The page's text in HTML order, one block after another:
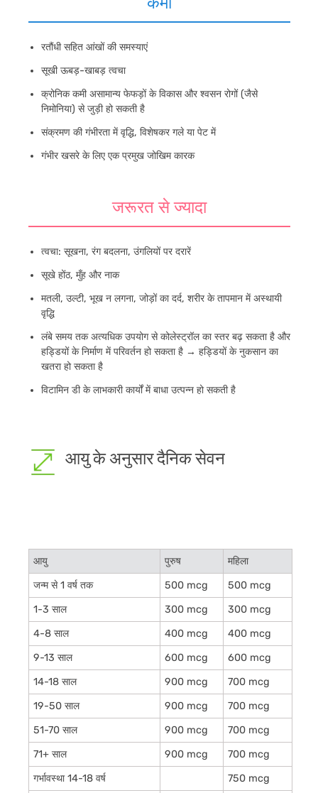
रतौंधी सहित आंखों की समस्याएं
सूखी ऊबड़-खाबड़ त्वचा
क्रोनिक कमी असामान्य फेफड़ों के विकास और श्वसन रोगों (जैसे
निमोनिया) से जुड़ी हो सकती है
संक्रमण की गंभीरता में वृद्धि, विशेषकर गले या पेट में
गंभीर खसरे के लिए एक प्रमुख जोखिम कारक
जरूरत से ज्यादा
त्वचा: सूखना, रंग बदलना, उंगलियों पर दरारें
सूखे होंठ, मुँह और नाक
मतली, उल्टी, भूख न लगना, जोड़ों का दर्द, शरीर के तापमान में अस्थायी
वृद्धि
लंबे समय तक अत्यधिक उपयोग से कोलेस्ट्रॉल का स्तर बढ़ सकता है और
हड्डियों के निर्माण में परिवर्तन हो सकता है → हड्डियों के नुकसान का
खतरा हो सकता है
विटामिन डी के लाभकारी कार्यों में बाधा उत्पन्न हो सकती है
आयु के अनुसार दैनिक सेवन
आयु पुरुष
महिला
जन्म से 1 वर्ष तक
500 mcg
500 mcg
1-3 साल
300 mcg
300 mcg
4-8 साल
400 mcg
400 mcg
9-13 साल
600 mcg
600 mcg
14-18 साल
900 mcg
700 mcg
19-50 साल
900 mcg
700 mcg
51-70 साल
900 mcg
700 mcg
71+ साल
900 mcg
700 mcg
गर्भावस्था 14-18 वर्ष
750 mcg